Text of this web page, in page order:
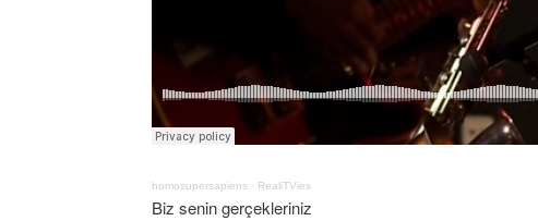
homosupersapiens· RealiTVies
Biz senin gerçekleriniz